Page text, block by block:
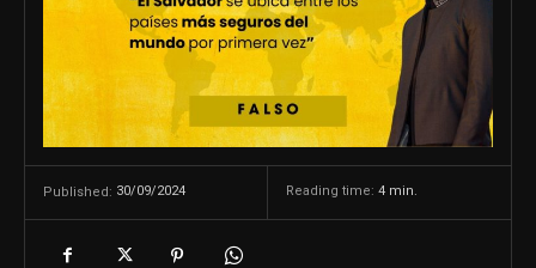
Published: 30/09/2024 Reading time: 4 min.